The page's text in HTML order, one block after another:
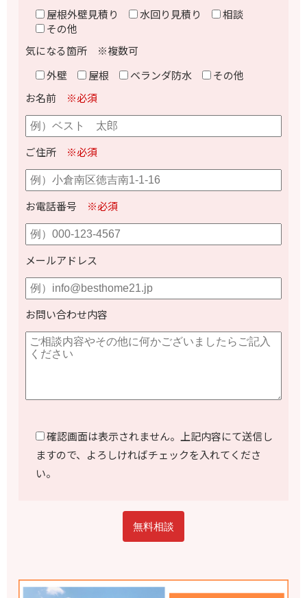
屋根外壁見積り 水回り見積り
相談
その他
気になる箇所 ※複数可
外壁
屋根 ベランダ防水
その他
お名前 ※必須
ご住所 ※必須
お電話番号 ※必須
メールアドレス
お問い合わせ内容
確認画面は表示されません。上記内容にて送信し
ますので、よろしければチェックを入れてくださ
い。